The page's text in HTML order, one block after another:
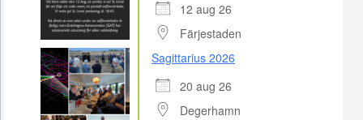
12 aug 26
Färjestaden
Sagittarius 2026
20 aug 26
Degerhamn